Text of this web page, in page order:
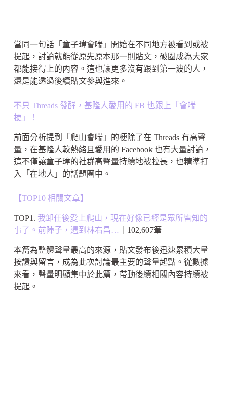
當同一句話「童子瑋會喘」開始在不同地方被看到或被
提起，討論就能從原先原本那一則貼文，破圈成為大家
都能接得上的內容。這也讓更多沒有跟到第一波的人，
還是能透過後續貼文參與進來。
不只 Threads 發酵，基隆人愛用的 FB 也跟上「會喘
梗」！
前面分析提到「爬山會喘」的梗除了在 Threads 有高聲
量，在基隆人較熱絡且愛用的 Facebook 也有大量討論，
這不僅讓童子瑋的社群高聲量持續地被拉長，也精準打
入「在地人」的話題圈中。
【TOP10 相關文章】
TOP1. 我卸任後愛上爬山，現在好像已經是眾所皆知的
事了。前陣子，遇到林右昌…
｜102,607筆
本篇為整體聲量最高的來源，貼文發布後迅速累積大量
按讚與留言，成為此次討論最主要的聲量起點。從數據
來看，聲量明顯集中於此篇，帶動後續相關內容持續被
提起。